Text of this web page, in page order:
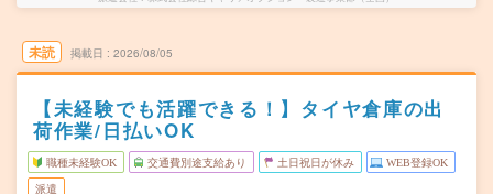
未読 掲載日 2026/08/05
【未経験でも活躍できる！】タイヤ倉庫の出
荷作業/日払いOK
職種未経験OK 交通費別途支給あり 土日祝日が休み WEB登録OK
派遣